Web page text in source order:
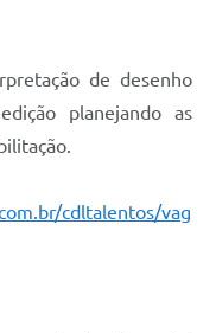
de desenho
planejando as
cdltalentos/vag